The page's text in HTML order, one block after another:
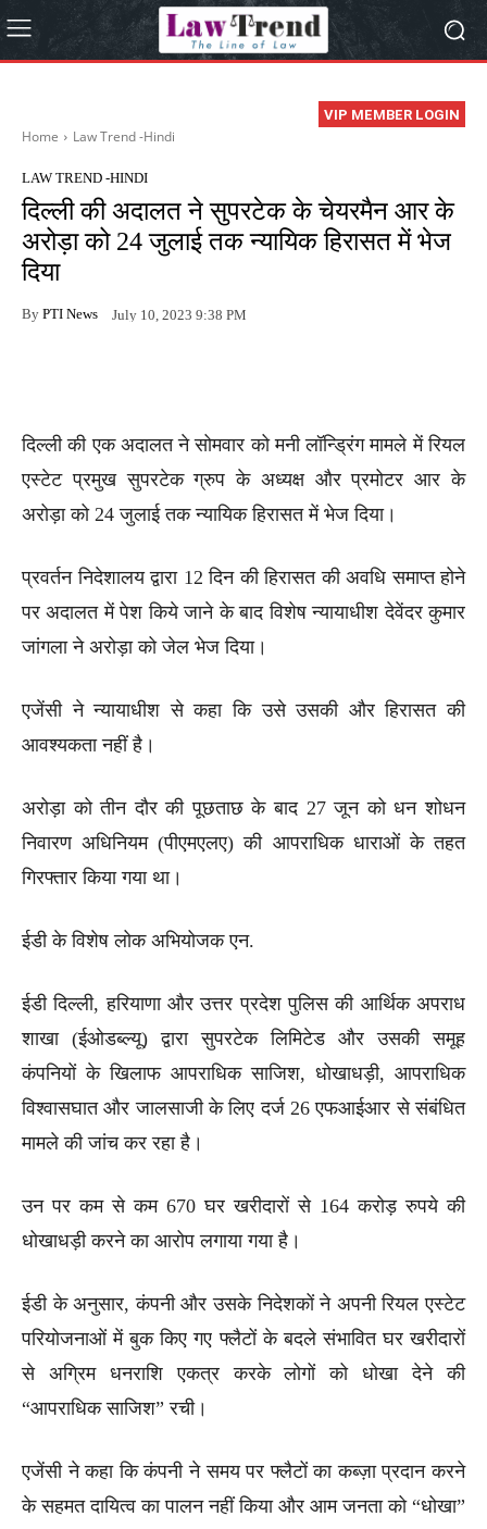
VIP MEMBER LOGIN
Home Law Trend -Hindi
LAW TREND -HINDI
दिल्ली की अदालत ने सुपरटेक के चेयरमैन आर के
अरोड़ा को 24 जुलाई तक न्यायिक हिरासत में भेज
दिया
By PTI News July 10, 2023 9:38 PM
दिल्ली की एक अदालत ने सोमवार को मनी लॉन्ड्रिंग मामले में रियल
एस्टेट प्रमुख सुपरटेक ग्रुप के अध्यक्ष और प्रमोटर आर के
अरोड़ा को 24 जुलाई तक न्यायिक हिरासत में भेज दिया।
प्रवर्तन निदेशालय द्वारा 12 दिन की हिरासत की अवधि समाप्त होने
पर अदालत में पेश किये जाने के बाद विशेष न्यायाधीश देवेंदर कुमार
जांगला ने अरोड़ा को जेल भेज दिया।
एजेंसी ने न्यायाधीश से कहा कि उसे उसकी और हिरासत की
आवश्यकता नहीं है।
अरोड़ा को तीन दौर की पूछताछ के बाद 27 जून को धन शोधन
निवारण अधिनियम (पीएमएलए) की आपराधिक धाराओं के तहत
गिरफ्तार किया गया था।
ईडी के विशेष लोक अभियोजक एन.
ईडी दिल्ली, हरियाणा और उत्तर प्रदेश पुलिस की आर्थिक अपराध
शाखा (ईओडब्ल्यू) द्वारा सुपरटेक लिमिटेड और उसकी समूह
कंपनियों के खिलाफ आपराधिक साजिश, धोखाधड़ी, आपराधिक
विश्वासघात और जालसाजी के लिए दर्ज 26 एफआईआर से संबंधित
मामले की जांच कर रहा है।
उन पर कम से कम 670 घर खरीदारों से 164 करोड़ रुपये की
धोखाधड़ी करने का आरोप लगाया गया है।
ईडी के अनुसार, कंपनी और उसके निदेशकों ने अपनी रियल एस्टेट
परियोजनाओं में बुक किए गए फ्लैटों के बदले संभावित घर खरीदारों
से अग्रिम धनराशि एकत्र करके लोगों को धोखा देने की
“आपराधिक साजिश” रची।
एजेंसी ने कहा कि कंपनी ने समय पर फ्लैटों का कब्ज़ा प्रदान करने
के सहमत दायित्व का पालन नहीं किया और आम जनता को “धोखा”